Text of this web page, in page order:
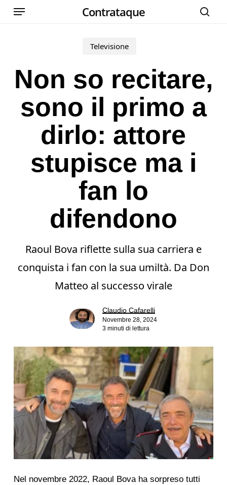
Skip
Contrataque
Menu
Televisione
Non so recitare,
sono il primo a
dirlo: attore
stupisce ma i
fan lo
difendono
Raoul Bova riflette sulla sua carriera e
conquista i fan con la sua umiltà. Da Don
Matteo al successo virale
Claudio Cafarelli
Novembre 28, 2024
3 minuti di lettura
Nel novembre 2022, Raoul Bova ha sorpreso tutti